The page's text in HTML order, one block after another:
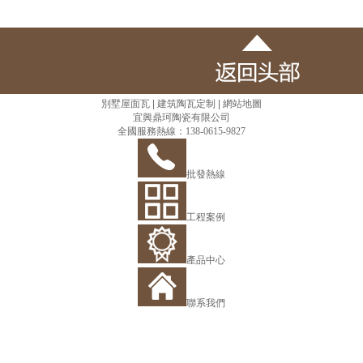
別墅屋面瓦 建筑陶瓦定制
網站地圖
宜興鼎珂陶瓷有限公司
全國服務熱線：138-0615-9827
批發熱線
工程案例
產品中心
聯系我們